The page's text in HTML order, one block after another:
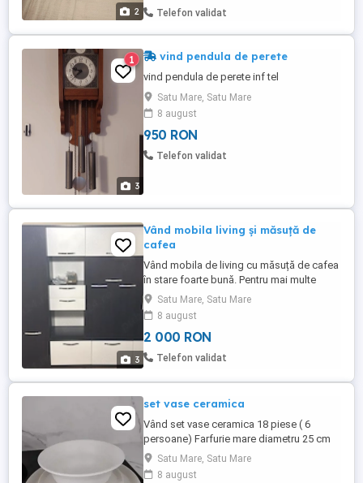
2 Telefon validat
3
1 vind pendula de perete
vind pendula de perete inf tel
Satu Mare, Satu Mare
8 august
950 RON
Telefon validat
3
Vând mobila living și măsuță de
cafea
Vând mobila de living cu măsuță de cafea
în stare foarte bună. Pentru mai multe
detalii, contactați telefonic.
Satu Mare, Satu Mare
8 august
2 000 RON
Telefon validat
set vase ceramica
Vând set vase ceramica 18 piese ( 6
persoane) Farfurie mare diametru 25 cm
Farfurie mica diametru 20 cm Bol 450 ml
Înălțime margine 3 cm Preț fix
Satu Mare, Satu Mare
8 august